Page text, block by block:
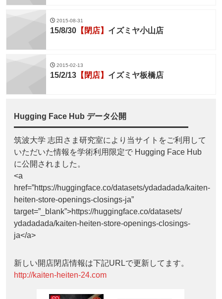
2015-08-31
15/8/30 【閉店】 イズミヤ小山店
2015-02-13
15/2/13 【閉店】 イズミヤ板橋店
Hugging Face Hub データ公開
筑波大学 志田さま研究室により当サイトをご利用して
いただいた情報を学術利用限定で Hugging Face Hub
に公開されました。
<a
href=”https://huggingface.co/datasets/ydadadada/kaiten-
heiten-store-openings-closings-ja”
target=”_blank”>https://huggingface.co/datasets/
ydadadada/kaiten-heiten-store-openings-closings-
ja</a>
新しい開店閉店情報は下記URLで更新してます。
http://kaiten-heiten-24.com